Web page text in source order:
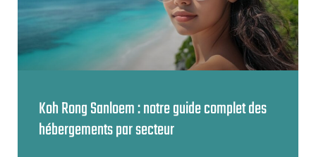
Koh Rong Sanloem : notre guide complet des
hébergements par secteur